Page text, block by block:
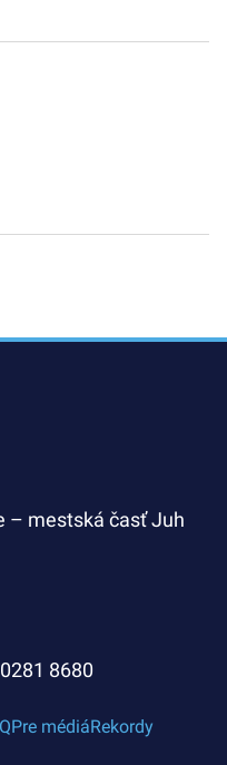
– mestská časť Juh
8680
Pre médiáRekordy